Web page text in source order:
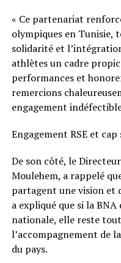
« Ce partenariat
olympiques en Tunisie,
solidarité et
athlètes un cadre
performances et
remercions
engagement
Engagement RSE et
De son côté, le
Moulehem, a rappelé
partagent une vision et
a expliqué que si la
nationale, elle reste
l’accompagnement de
du pays.